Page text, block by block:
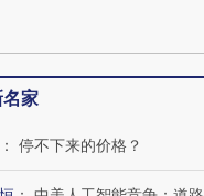
走私7万
体内含3种
视线｜被称为“蟑螂
度Z世代 用街头抗
育部长拱下台
家
： 停不下来的价格？